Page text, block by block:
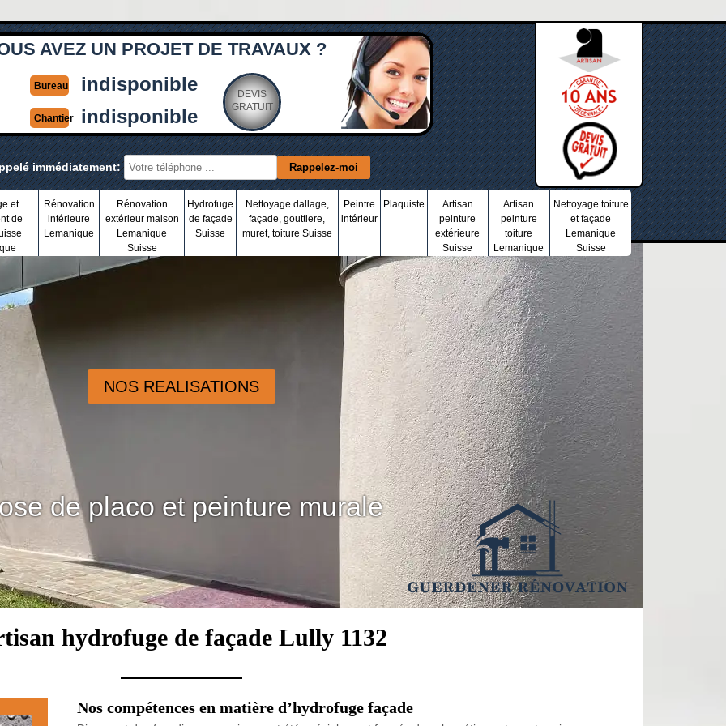
AVEZ UN PROJET DE TRAVAUX ?
Bureau indisponible
Chantier indisponible
DEVIS
GRATUIT
immédiatement:
et
de
Rénovation
intérieure
Lemanique
Rénovation
extérieur maison
Lemanique
Suisse
Hydrofuge
de façade
Suisse
Nettoyage dallage,
façade, gouttiere,
muret, toiture Suisse
Peintre
intérieur
Plaquiste
Artisan
peinture
extérieure
Suisse
Artisan
peinture
toiture
Lemanique
Nettoyage toiture
et façade
Lemanique
Suisse
NOS REALISATIONS
de placo et peinture murale
hydrofuge de façade Lully 1132
Nos compétences en matière d’hydrofuge façade